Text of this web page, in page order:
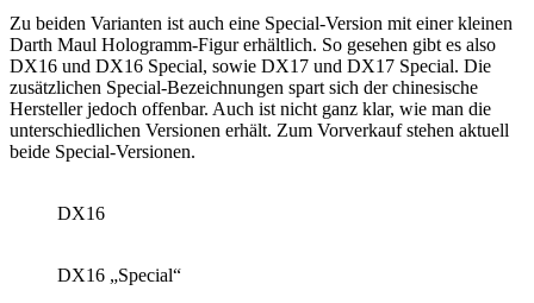
Zu beiden Varianten ist auch eine Special-Version mit einer kleinen
Darth Maul Hologramm-Figur erhältlich. So gesehen gibt es also
DX16 und DX16 Special, sowie DX17 und DX17 Special. Die
zusätzlichen Special-Bezeichnungen spart sich der chinesische
Hersteller jedoch offenbar. Auch ist nicht ganz klar, wie man die
unterschiedlichen Versionen erhält. Zum Vorverkauf stehen aktuell
beide Special-Versionen.
DX16
DX16 „Special“